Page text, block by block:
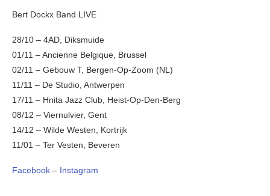
Bert Dockx Band LIVE
28/10 – 4AD, Diksmuide
01/11 – Ancienne Belgique, Brussel
02/11 – Gebouw T, Bergen-Op-Zoom (NL)
11/11 – De Studio, Antwerpen
17/11 – Hnita Jazz Club, Heist-Op-Den-Berg
08/12 – Viernulvier, Gent
14/12 – Wilde Westen, Kortrijk
11/01 – Ter Vesten, Beveren
Facebook – Instagram